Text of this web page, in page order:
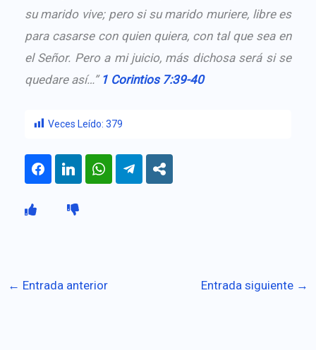
su marido vive; pero si su marido muriere, libre es
para casarse con quien quiera, con tal que sea en
el Señor. Pero a mi juicio, más dichosa será si se
quedare así…” 1 Corintios 7:39-40
Veces Leído: 379
← Entrada anterior Entrada siguiente →